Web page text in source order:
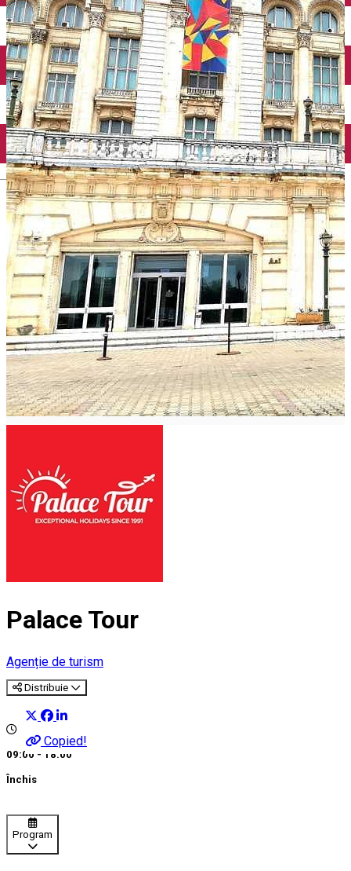
English
Închirieri auto
Închirieri biciclete
Taxi
Încărcare vehicule electrice
Palace Tour
Agenție de turism
Distribuie
Copied!
09:00 - 18:00
Închis
Program